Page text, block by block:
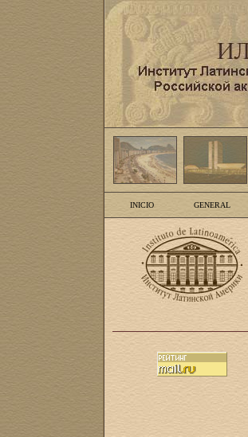
INICIO GENERAL